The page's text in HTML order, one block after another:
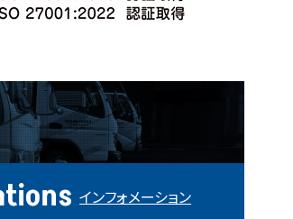
インフォメーション